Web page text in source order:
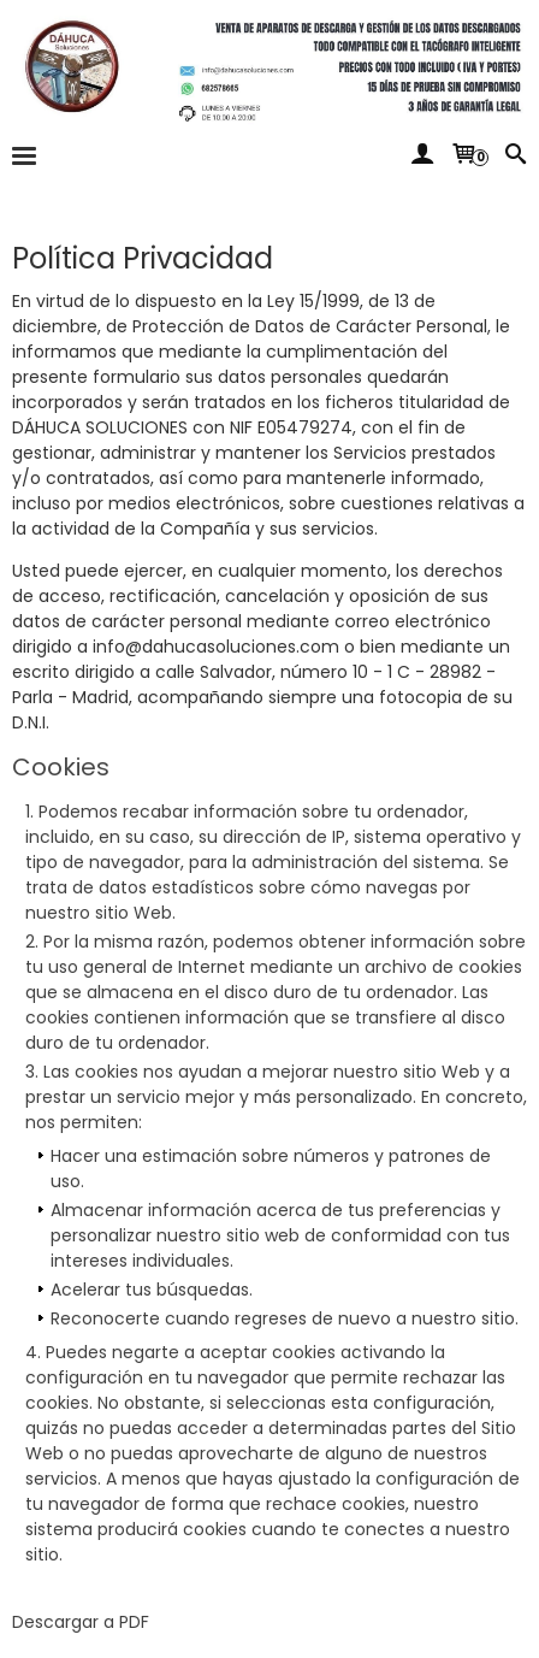
0
Política Privacidad
En virtud de lo dispuesto en la Ley 15/1999, de 13 de
diciembre, de Protección de Datos de Carácter Personal, le
informamos que mediante la cumplimentación del
presente formulario sus datos personales quedarán
incorporados y serán tratados en los ficheros titularidad de
DÁHUCA SOLUCIONES con NIF E05479274, con el fin de
gestionar, administrar y mantener los Servicios prestados
y/o contratados, así como para mantenerle informado,
incluso por medios electrónicos, sobre cuestiones relativas a
la actividad de la Compañía y sus servicios.
Usted puede ejercer, en cualquier momento, los derechos
de acceso, rectificación, cancelación y oposición de sus
datos de carácter personal mediante correo electrónico
dirigido a info@dahucasoluciones.com o bien mediante un
escrito dirigido a calle Salvador, número 10 - 1 C - 28982 -
Parla - Madrid, acompañando siempre una fotocopia de su
D.N.I.
Cookies
Podemos recabar información sobre tu ordenador,
incluido, en su caso, su dirección de IP, sistema operativo y
tipo de navegador, para la administración del sistema. Se
trata de datos estadísticos sobre cómo navegas por
nuestro sitio Web.
Por la misma razón, podemos obtener información sobre
tu uso general de Internet mediante un archivo de cookies
que se almacena en el disco duro de tu ordenador. Las
cookies contienen información que se transfiere al disco
duro de tu ordenador.
Las cookies nos ayudan a mejorar nuestro sitio Web y a
prestar un servicio mejor y más personalizado. En concreto,
nos permiten:
Hacer una estimación sobre números y patrones de
uso.
Almacenar información acerca de tus preferencias y
personalizar nuestro sitio web de conformidad con tus
intereses individuales.
Acelerar tus búsquedas.
Reconocerte cuando regreses de nuevo a nuestro sitio.
Puedes negarte a aceptar cookies activando la
configuración en tu navegador que permite rechazar las
cookies. No obstante, si seleccionas esta configuración,
quizás no puedas acceder a determinadas partes del Sitio
Web o no puedas aprovecharte de alguno de nuestros
servicios. A menos que hayas ajustado la configuración de
tu navegador de forma que rechace cookies, nuestro
sistema producirá cookies cuando te conectes a nuestro
sitio.
Descargar a PDF